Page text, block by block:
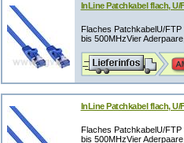
InLine Patchkabel flach, U/
Flaches PatchkabelU/
bis 500MHzVier Aderpaare,
InLine Patchkabel flach, U/
Flaches PatchkabelU/
bis 500MHzVier Aderpaare,